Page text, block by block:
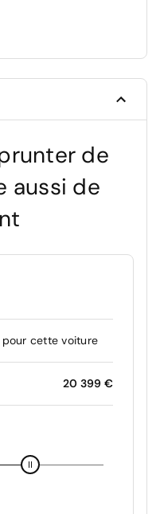
de
aussi de
cette voiture
20 399 €